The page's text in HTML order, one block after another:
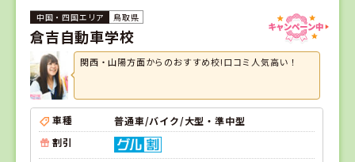
鳥取県
倉吉自動車学校
関西・山陽方面からのおすすめ校!口コミ人気高い！
車種
普通車/バイク/大型・準中型
割引